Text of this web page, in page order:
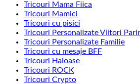
Tricouri Mama Fiica
Tricouri Mamici
Tricouri cu pisici
Tricouri Personalizate Viitori
Tricouri Personalizate Familie
Tricouri cu mesaje BFF
Tricouri Haioase
Tricouri ROCK
Tricouri Crypto